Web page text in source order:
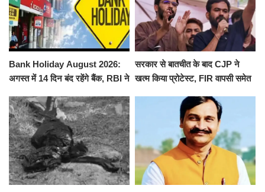
Bank Holiday August 2026:
अगस्त में 14 दिन बंद रहेंगे बैंक, RBI ने
सरकार से बातचीत के बाद CJP ने
खत्म किया प्रोटेस्ट, FIR वापसी समेत